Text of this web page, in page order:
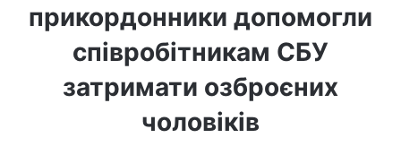
прикордонники допомогли
співробітникам СБУ
затримати озброєних
чоловіків